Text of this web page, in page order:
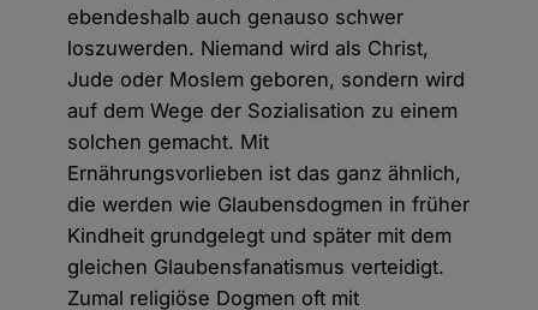
ebendeshalb auch genauso schwer
loszuwerden. Niemand wird als Christ,
Jude oder Moslem geboren, sondern wird
auf dem Wege der Sozialisation zu einem
solchen gemacht. Mit
Ernährungsvorlieben ist das ganz ähnlich,
die werden wie Glaubensdogmen in früher
Kindheit grundgelegt und später mit dem
gleichen Glaubensfanatismus verteidigt.
Zumal religiöse Dogmen oft mit